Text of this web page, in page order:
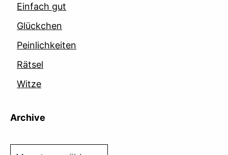
Einfach gut
Glückchen
Peinlichkeiten
Rätsel
Witze
Archive